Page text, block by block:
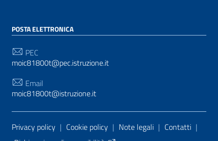
POSTA ELETTRONICA
PEC
moic81800t@pec.istruzione.it
Email
moic81800t@istruzione.it
Sezione Link Utili
Privacy policy | Cookie policy | Note legali | Contatti |